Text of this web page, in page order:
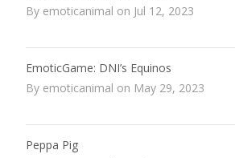
By emoticanimal on Jul 12, 2023
EmoticGame: DNI’s Equinos
By emoticanimal on May 29, 2023
Peppa Pig